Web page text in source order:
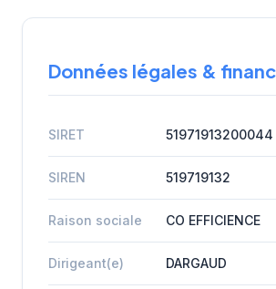
Données légales &
SIRET 51971913200044
SIREN 519719132
Raison sociale CO EFFICIENCE
Dirigeant(e) DARGAUD